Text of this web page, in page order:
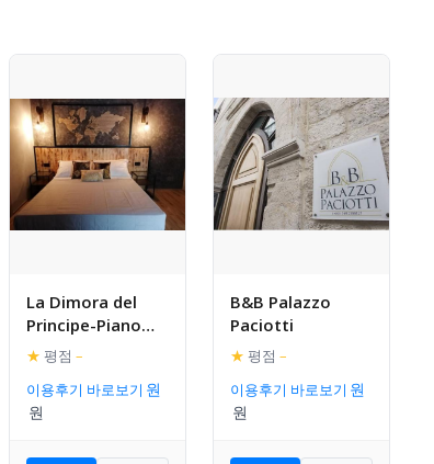
La Dimora del
Principe-Piano
terra
★ 평점 –
이용후기 바로보기
B&B Palazzo
Paciotti
★ 평점 –
이용후기 바로보기